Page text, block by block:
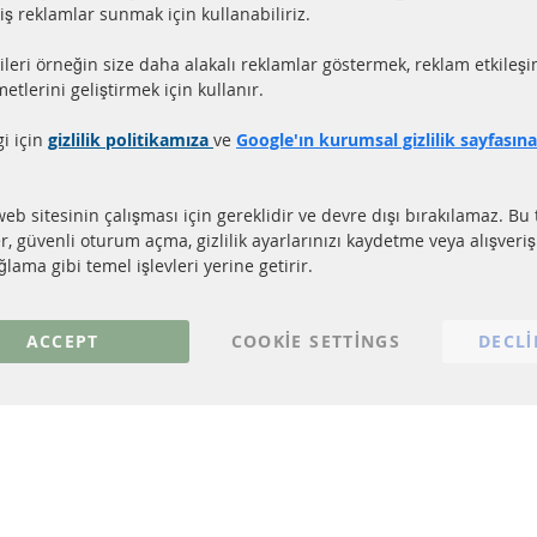
içerisinde gönderim
stokta bulunmaktadır
Tüm parçalar
e-mark ile homologe
LİNKLER
PARTİKÜL FİLTRESİ TEMİZLİĞİ
(KAT)
MÜŞTERİ
Ödeme şekilleri
reklamlar sunmak için kullanabiliriz.
örneğin size daha alakalı reklamlar göstermek, reklam
geliştirmek için kullanır.
için gizlilik politikamıza ve Google'ın kurumsal gizlilik sayfasına
sitesinin çalışması için gereklidir ve devre dışı bırakılamaz.
güvenli oturum açma, gizlilik ayarlarınızı kaydetme veya
gibi temel işlevleri yerine getirir.
ACCEPT COOKIE SETTINGS